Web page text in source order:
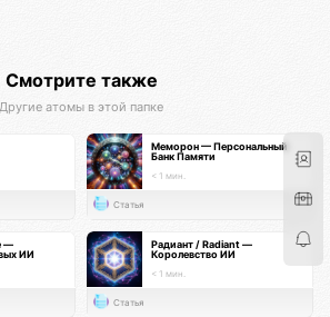
Смотрите также
Другие атомы в этой папке
Меморон — Персональный
Банк Памяти
< 1 мин.
Статья
—
ИИ
Радиант / Radiant —
Королевство ИИ
< 1 мин.
Статья